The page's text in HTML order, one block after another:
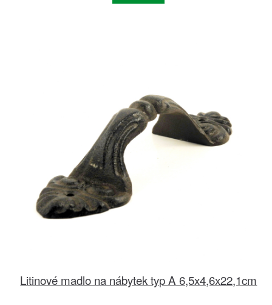
Litinové madlo na nábytek typ A 6,5x4,6x22,1cm